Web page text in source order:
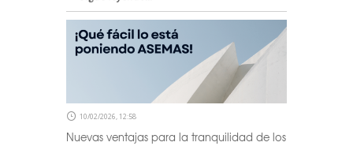
10/02/2026, 12:58
Nuevas ventajas para la tranquilidad de los